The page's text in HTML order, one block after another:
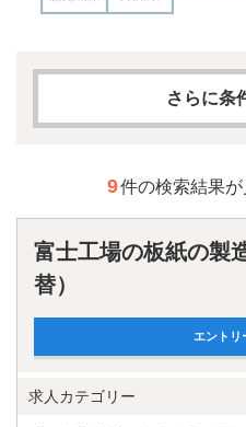
さらに条
フリーワード
雇用形態
正社員
9件の検索結果が
富士工場の板紙の製
替）
求人カテゴリー